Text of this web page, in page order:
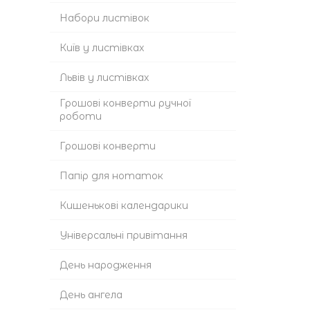
Набори листівок
Київ у листівках
Львів у листівках
Грошові конверти ручної
роботи
Грошові конверти
Папір для нотаток
Кишенькові календарики
Універсальні привітання
День народження
День ангела